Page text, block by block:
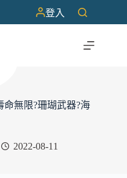
登入
命無限?珊瑚武器?海
2022-08-11